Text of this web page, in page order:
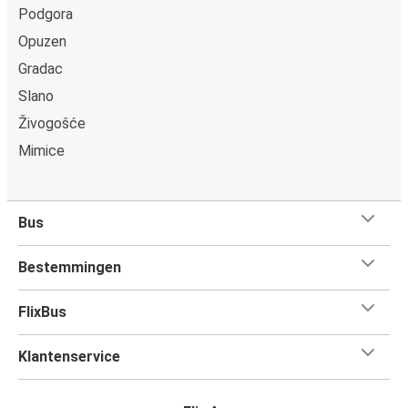
Podgora
Opuzen
Gradac
Slano
Živogošće
Mimice
Bus
Bestemmingen
FlixBus
Klantenservice